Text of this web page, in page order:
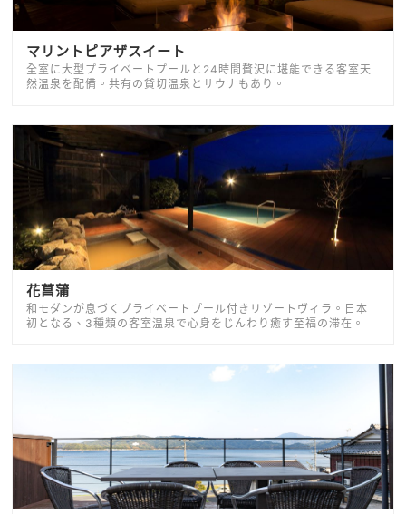
マリントピアザスイート
全室に大型プライベートプールと24時間贅沢に堪能できる客室天
然温泉を配備。共有の貸切温泉とサウナもあり。
花菖蒲
和モダンが息づくプライベートプール付きリゾートヴィラ。日本
初となる、3種類の客室温泉で心身をじんわり癒す至福の滞在。